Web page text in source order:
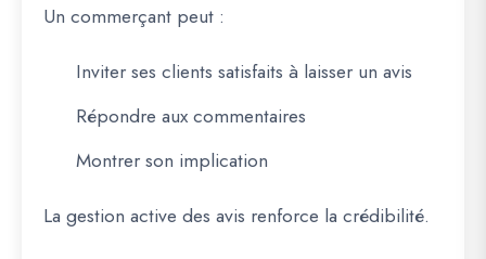
Un commerçant peut :
Inviter ses clients satisfaits à laisser un avis
Répondre aux commentaires
Montrer son implication
La gestion active des avis renforce la crédibilité.